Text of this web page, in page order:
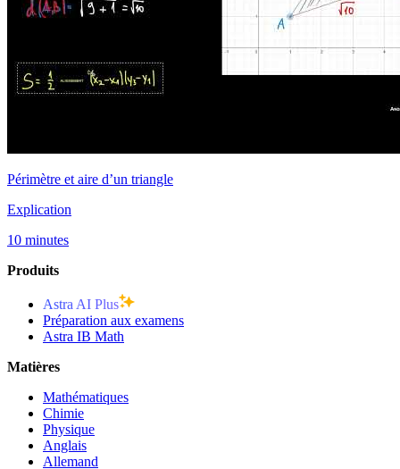
Périmètre et aire d’un triangle
Explication
10 minutes
Produits
Astra AI Plus
Préparation aux examens
Astra IB Math
Matières
Mathématiques
Chimie
Physique
Anglais
Allemand